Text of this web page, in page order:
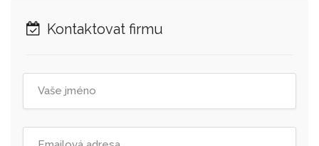
Kontaktovat firmu